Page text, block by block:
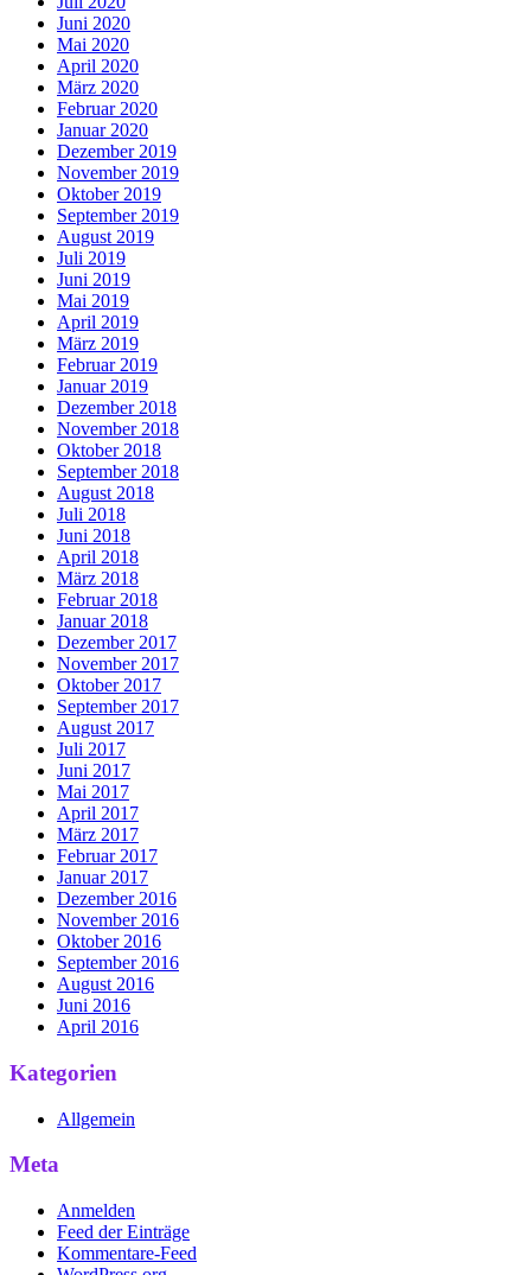
Juni 2020
Mai 2020
April 2020
März 2020
Februar 2020
Januar 2020
Dezember 2019
November 2019
Oktober 2019
September 2019
August 2019
Juli 2019
Juni 2019
Mai 2019
April 2019
März 2019
Februar 2019
Januar 2019
Dezember 2018
November 2018
Oktober 2018
September 2018
August 2018
Juli 2018
Juni 2018
April 2018
März 2018
Februar 2018
Januar 2018
Dezember 2017
November 2017
Oktober 2017
September 2017
August 2017
Juli 2017
Juni 2017
Mai 2017
April 2017
März 2017
Februar 2017
Januar 2017
Dezember 2016
November 2016
Oktober 2016
September 2016
August 2016
Juni 2016
April 2016
Kategorien
Allgemein
Meta
Anmelden
Feed der Einträge
Kommentare-Feed